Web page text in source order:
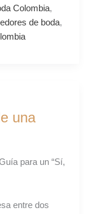
Colombia,
de boda,
una
para un “Sí,
entre dos